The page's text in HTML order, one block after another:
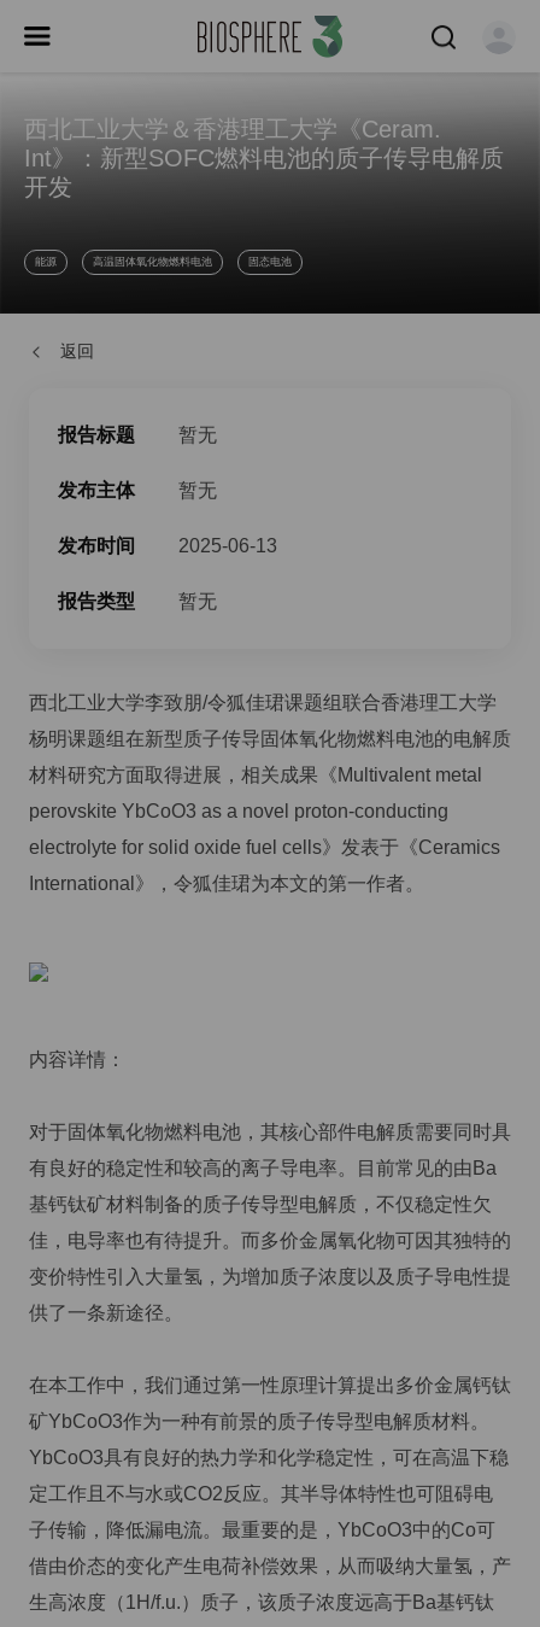
西北工业大学＆香港理工大学《Ceram.
Int》：新型SOFC燃料电池的质子传导电解质
开发
能源 高温固体氧化物燃料电池 固态电池
返回
报告标题 暂无
发布主体 暂无
发布时间 2025-06-13
报告类型 暂无
西北工业大学李致朋/令狐佳珺课题组联合香港理工大学
杨明课题组在新型质子传导固体氧化物燃料电池的电解质
材料研究方面取得进展，相关成果《Multivalent metal
perovskite YbCoO3 as a novel proton-conducting
electrolyte for solid oxide fuel cells》发表于《Ceramics
International》，令狐佳珺为本文的第一作者。
内容详情：
对于固体氧化物燃料电池，其核心部件电解质需要同时具
有良好的稳定性和较高的离子导电率。目前常见的由Ba
基钙钛矿材料制备的质子传导型电解质，不仅稳定性欠
佳，电导率也有待提升。而多价金属氧化物可因其独特的
变价特性引入大量氢，为增加质子浓度以及质子导电性提
供了一条新途径。
在本工作中，我们通过第一性原理计算提出多价金属钙钛
矿YbCoO3作为一种有前景的质子传导型电解质材料。
YbCoO3具有良好的热力学和化学稳定性，可在高温下稳
定工作且不与水或CO2反应。其半导体特性也可阻碍电
子传输，降低漏电流。最重要的是，YbCoO3中的Co可
借由价态的变化产生电荷补偿效果，从而吸纳大量氢，产
生高浓度（1H/f.u.）质子，该质子浓度远高于Ba基钙钛